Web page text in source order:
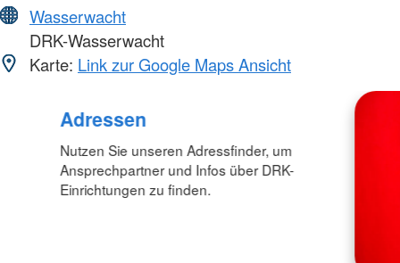
Wasserwacht
DRK-Wasserwacht
Karte: Link zur Google Maps Ansicht
Adressen
Nutzen Sie unseren Adressfinder, um
Ansprechpartner und Infos über DRK-
Einrichtungen zu finden.